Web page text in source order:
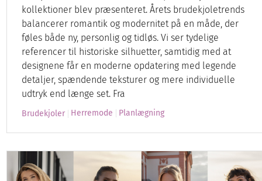
kollektioner blev præsenteret. Årets brudekjoletrends
balancerer romantik og modernitet på en måde, der
føles både ny, personlig og tidløs. Vi ser tydelige
referencer til historiske silhuetter, samtidig med at
designene får en moderne opdatering med legende
detaljer, spændende teksturer og mere individuelle
udtryk end længe set. Fra
Brudekjoler Herremode Planlægning